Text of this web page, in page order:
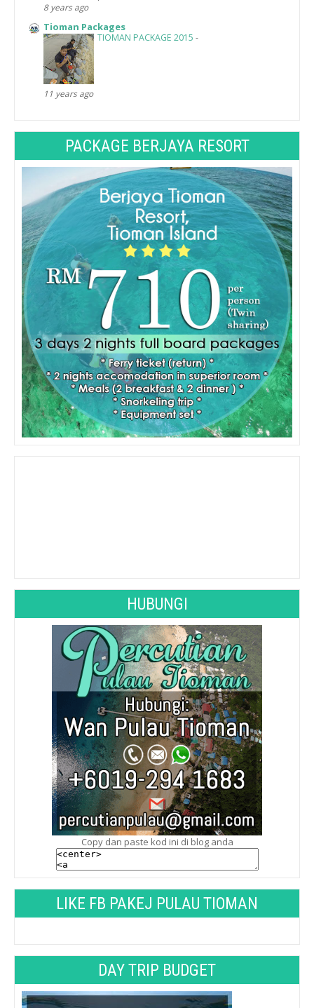
8 years ago
Tioman Packages
TIOMAN PACKAGE 2015 -
11 years ago
PACKAGE BERJAYA RESORT
HUBUNGI
Copy dan paste kod ini di blog anda
LIKE FB PAKEJ PULAU TIOMAN
DAY TRIP BUDGET